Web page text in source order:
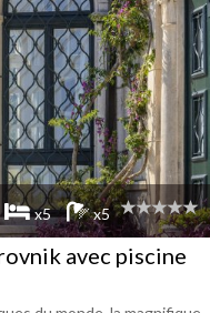
x5 x5
avec piscine